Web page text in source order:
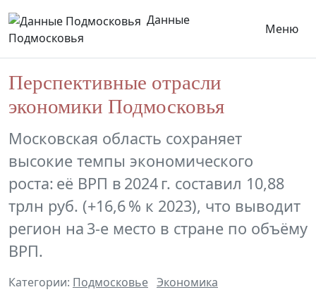
Данные
Подмосковья
Меню
Перспективные отрасли
экономики Подмосковья
Московская область сохраняет
высокие темпы экономического
роста: её ВРП в 2024 г. составил 10,88
трлн руб. (+16,6 % к 2023), что выводит
регион на 3-е место в стране по объёму
ВРП.
Категории: Подмосковье Экономика